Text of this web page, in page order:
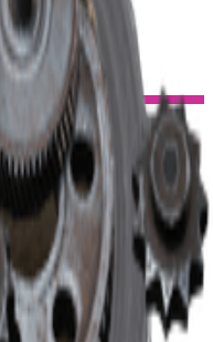
:Letvægtskolbe
Kompatibel med: